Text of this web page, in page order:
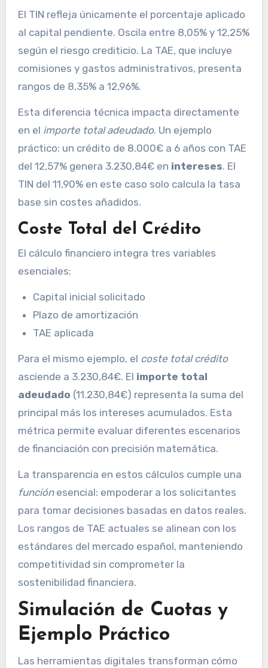
El TIN refleja únicamente el porcentaje aplicado
al capital pendiente. Oscila entre 8,05% y 12,25%
según el riesgo crediticio. La TAE, que incluye
comisiones y gastos administrativos, presenta
rangos de 8,35% a 12,96%.
Esta diferencia técnica impacta directamente
en el importe total adeudado. Un ejemplo
práctico: un crédito de 8.000€ a 6 años con TAE
del 12,57% genera 3.230,84€ en intereses. El
TIN del 11,90% en este caso solo calcula la tasa
base sin costes añadidos.
Coste Total del Crédito
El cálculo financiero integra tres variables
esenciales:
Capital inicial solicitado
Plazo de amortización
TAE aplicada
Para el mismo ejemplo, el coste total crédito
asciende a 3.230,84€. El importe total
adeudado (11.230,84€) representa la suma del
principal más los intereses acumulados. Esta
métrica permite evaluar diferentes escenarios
de financiación con precisión matemática.
La transparencia en estos cálculos cumple una
funciónesencial: empoderar a los solicitantes
para tomar decisiones basadas en datos reales.
Los rangos de TAE actuales se alinean con los
estándares del mercado español, manteniendo
competitividad sin comprometer la
sostenibilidad financiera.
Simulación de Cuotas y
Ejemplo Práctico
Las herramientas digitales transforman cómo